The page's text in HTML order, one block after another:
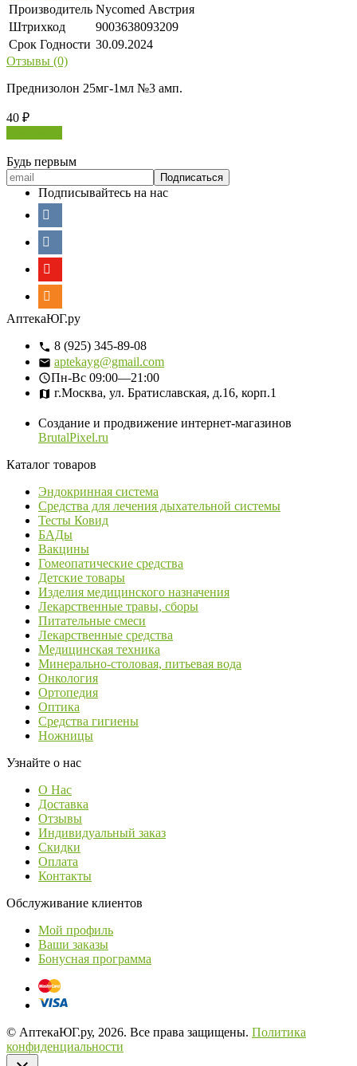
Производитель Nycomed Австрия
Штрихкод
9003638093209
Срок Годности 30.09.2024
Отзывы (0)
Преднизолон 25мг-1мл №3 амп.
40 ₽
Будь первым
Подписывайтесь на нас
АптекаЮГ.ру
8 (925) 345-89-08
aptekayg@gmail.com
Пн-Вс 09:00—21:00
г.Москва, ул. Братиславская, д.16, корп.1
Создание и продвижение интернет-магазинов
BrutalPixel.ru
Каталог товаров
Эндокринная система
Средства для лечения дыхательной системы
Тесты Ковид
БАДы
Вакцины
Гомеопатические средства
Детские товары
Изделия медицинского назначения
Лекарственные травы, сборы
Питательные смеси
Лекарственные средства
Медицинская техника
Минерально-столовая, питьевая вода
Онкология
Ортопедия
Оптика
Средства гигиены
Ножницы
Узнайте о нас
О Нас
Доставка
Отзывы
Индивидуальный заказ
Скидки
Оплата
Контакты
Обслуживание клиентов
Мой профиль
Ваши заказы
Бонусная программа
© АптекаЮГ.ру, 2026. Все права защищены. Политика
конфиденциальности